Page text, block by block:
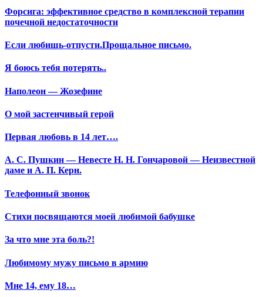
Форсига: эффективное средство в комплексной терапии
почечной недостаточности
Если любишь-отпусти.Прощальное письмо.
Я боюсь тебя потерять..
Наполеон — Жозефине
О мой застенчивый герой
Первая любовь в 14 лет….
А. С. Пушкин — Невесте Н. Н. Гончаровой — Неизвестной
даме и А. П. Керн.
Телефонный звонок
Стихи посвящаются моей любимой бабушке
За что мне эта боль?!
Любимому мужу письмо в армию
Мне 14, ему 18…